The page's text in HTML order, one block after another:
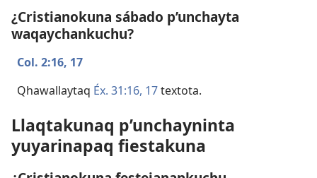
¿Cristianokuna sábado p’unchayta
waqaychankuchu?
Col. 2:​16, 17
Qhawallaytaq Éx. 31:​16, 17textota.
Llaqtakunaq p’unchayninta
yuyarinapaq fiestakuna